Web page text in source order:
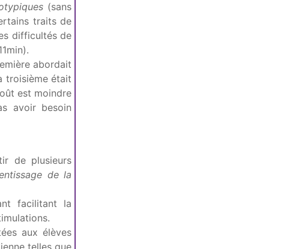
(sans
traits de
difficultés de
abordait
troisième était
est moindre
avoir besoin
de plusieurs
de la
facilitant la
aux élèves
telles que